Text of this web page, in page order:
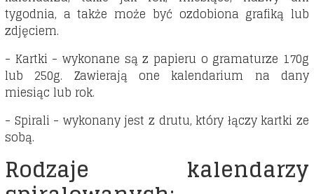
tygodnia, a także może być ozdobiona grafiką lub
zdjęciem.
- Kartki - wykonane są z papieru o gramaturze 170g
lub 250g. Zawierają one kalendarium na dany
miesiąc lub rok.
- Spirali - wykonany jest z drutu, który łączy kartki ze
sobą.
Rodzaje kalendarzy